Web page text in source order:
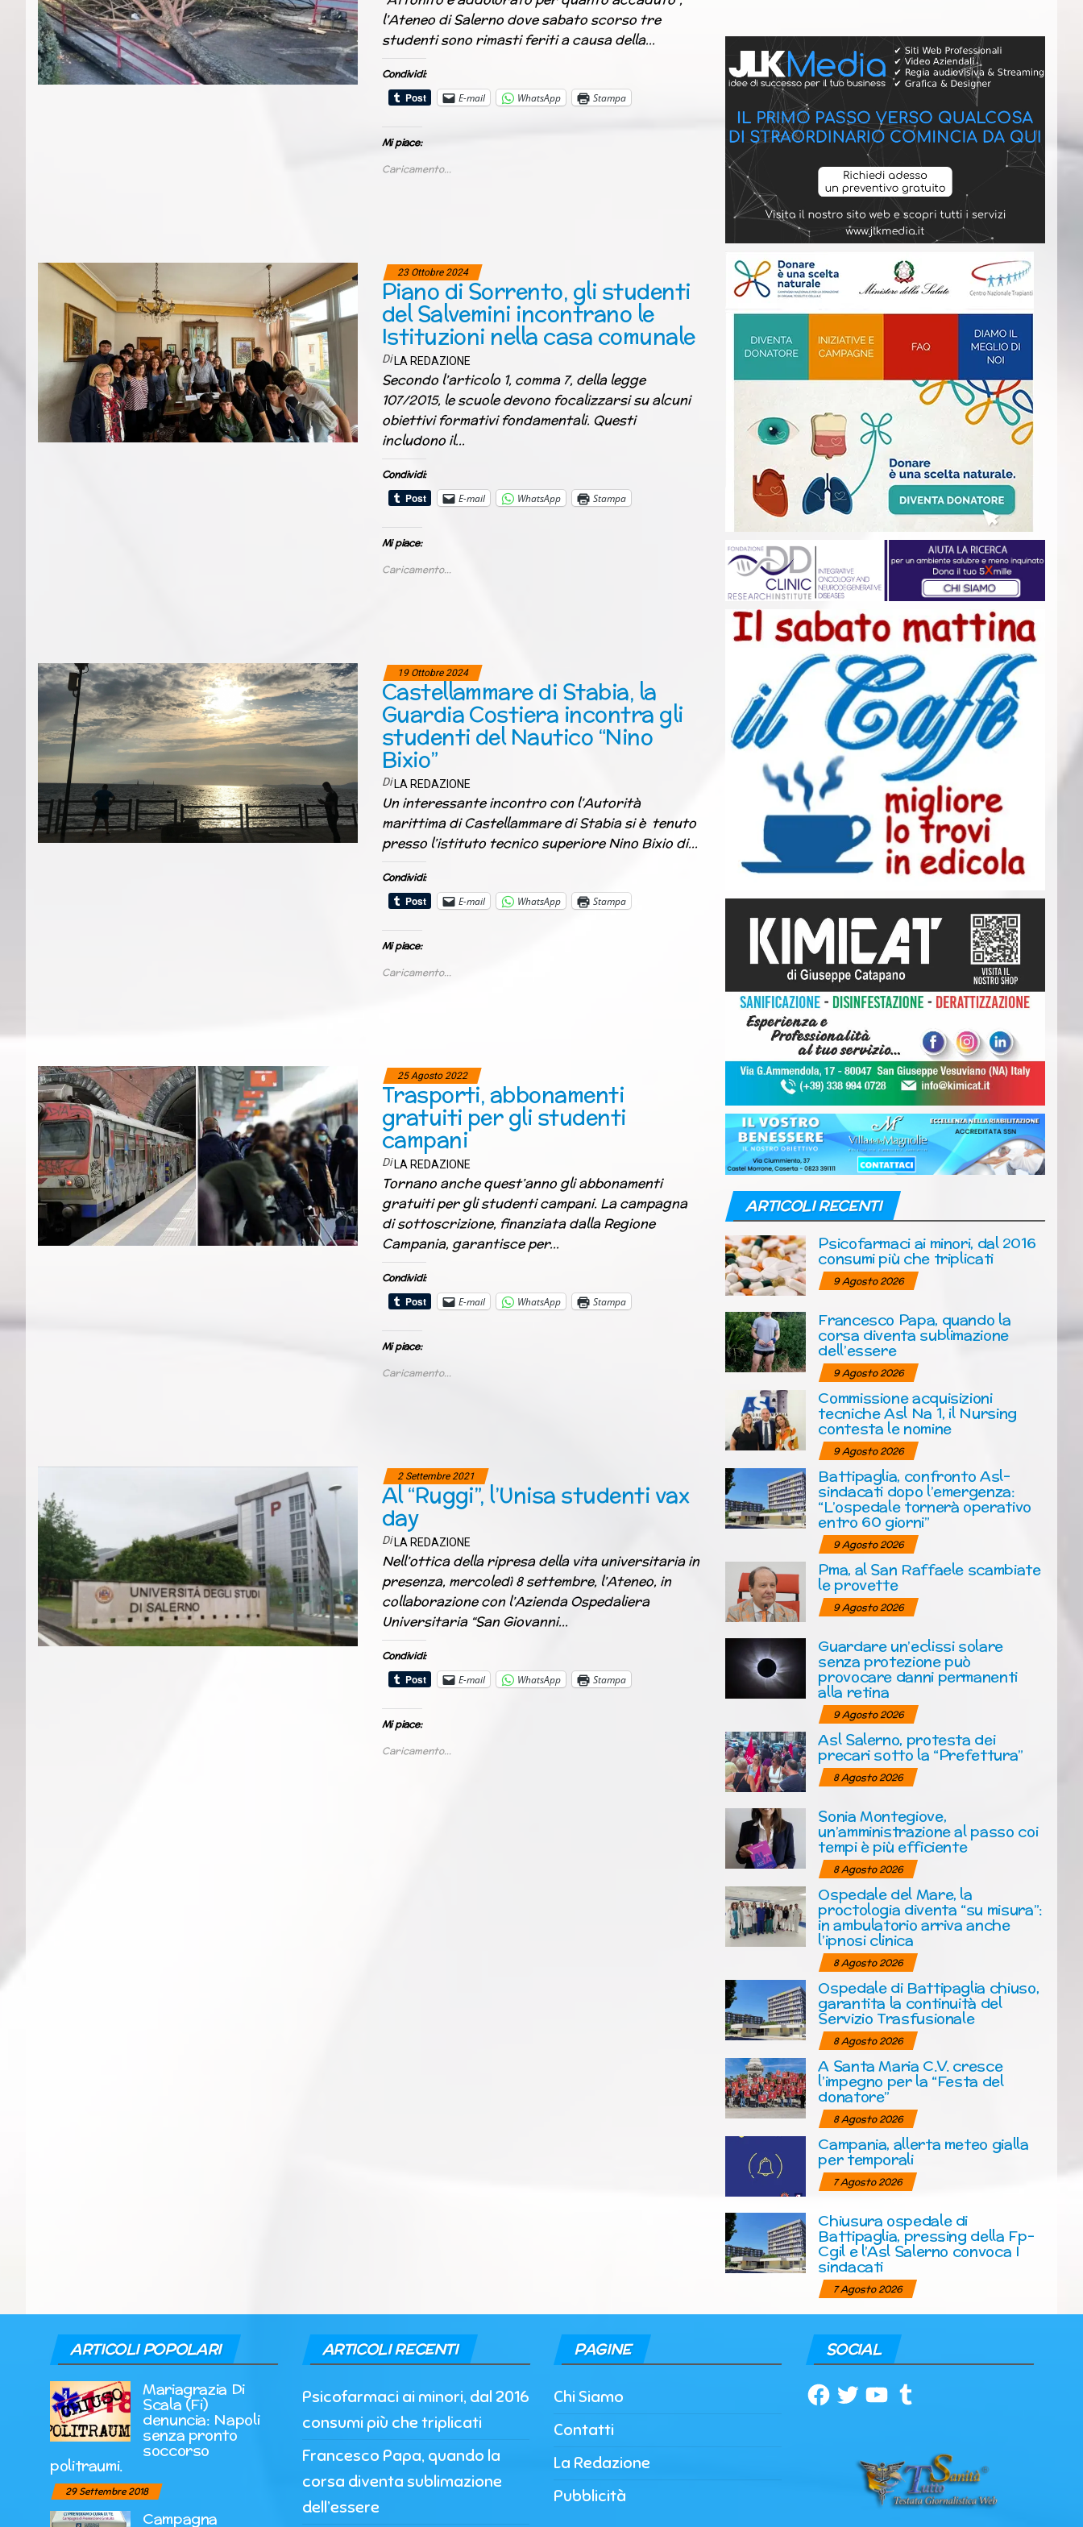
l’Ateneo di Salerno dove sabato scorso tre
studenti sono rimasti feriti a causa della…
Condividi:
E-mail
WhatsApp Stampa
Mi piace:
Caricamento...
23 Ottobre 2024
Piano di Sorrento, gli studenti
del Salvemini incontrano le
Istituzioni nella casa comunale
Di LA REDAZIONE
Secondo l’articolo 1, comma 7, della legge
107/2015, le scuole devono focalizzarsi su alcuni
obiettivi formativi fondamentali. Questi
includono il…
Condividi:
E-mail
WhatsApp Stampa
Mi piace:
Caricamento...
19 Ottobre 2024
Castellammare di Stabia, la
Guardia Costiera incontra gli
studenti del Nautico “Nino
Bixio”
Di LA REDAZIONE
Un interessante incontro con l’Autorità
marittima di Castellammare di Stabia si è tenuto
presso l’istituto tecnico superiore Nino Bixio di…
Condividi:
E-mail
WhatsApp Stampa
Mi piace:
Caricamento...
25 Agosto 2022
Trasporti, abbonamenti
gratuiti per gli studenti
campani
Di LA REDAZIONE
Tornano anche quest’anno gli abbonamenti
gratuiti per gli studenti campani. La campagna
di sottoscrizione, finanziata dalla Regione
Campania, garantisce per…
Condividi:
E-mail
WhatsApp Stampa
Mi piace:
Caricamento...
2 Settembre 2021
Al “Ruggi”, l’Unisa studenti vax
day
Di LA REDAZIONE
Nell’ottica della ripresa della vita universitaria in
presenza, mercoledì 8 settembre, l’Ateneo, in
collaborazione con l’Azienda Ospedaliera
Universitaria “San Giovanni…
Condividi:
E-mail
WhatsApp Stampa
Mi piace:
Caricamento...
ARTICOLI RECENTI
Psicofarmaci ai minori, dal 2016
consumi più che triplicati
9 Agosto 2026
Francesco Papa, quando la
corsa diventa sublimazione
dell’essere
9 Agosto 2026
Commissione acquisizioni
tecniche Asl Na 1, il Nursing
contesta le nomine
9 Agosto 2026
Battipaglia, confronto Asl-
sindacati dopo l’emergenza:
“L’ospedale tornerà operativo
entro 60 giorni”
9 Agosto 2026
Pma, al San Raffaele scambiate
le provette
9 Agosto 2026
Guardare un’eclissi solare
senza protezione può
provocare danni permanenti
alla retina
9 Agosto 2026
Asl Salerno, protesta dei
precari sotto la “Prefettura”
8 Agosto 2026
Sonia Montegiove,
un’amministrazione al passo coi
tempi è più efficiente
8 Agosto 2026
Ospedale del Mare, la
proctologia diventa “su misura”:
in ambulatorio arriva anche
l’ipnosi clinica
8 Agosto 2026
Ospedale di Battipaglia chiuso,
garantita la continuità del
Servizio Trasfusionale
8 Agosto 2026
A Santa Maria C.V. cresce
l’impegno per la “Festa del
donatore”
8 Agosto 2026
Campania, allerta meteo gialla
per temporali
7 Agosto 2026
Chiusura ospedale di
Battipaglia, pressing della Fp-
Cgil e l’Asl Salerno convoca I
sindacati
7 Agosto 2026
ARTICOLI POPOLARI
Mariagrazia Di
Scala (Fi)
denuncia: Napoli
senza pronto
soccorso
politraumi.
29 Settembre 2018
Campagna
ARTICOLI RECENTI
Psicofarmaci ai minori, dal 2016
consumi più che triplicati
Francesco Papa, quando la
corsa diventa sublimazione
dell’essere
PAGINE
Chi Siamo
Contatti
La Redazione
Pubblicità
SOCIAL
Facebook
TwitterYouTubeTumblr